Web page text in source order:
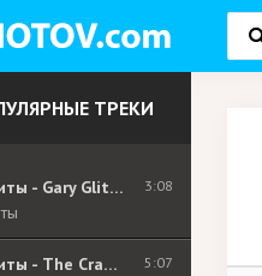
ТРЕКИ
Вечные Хиты - Gary Glitter - I Love You Love Me Love
3:08
Вечные Хиты - The Cranberries - Zombie (Album Version)
5:07